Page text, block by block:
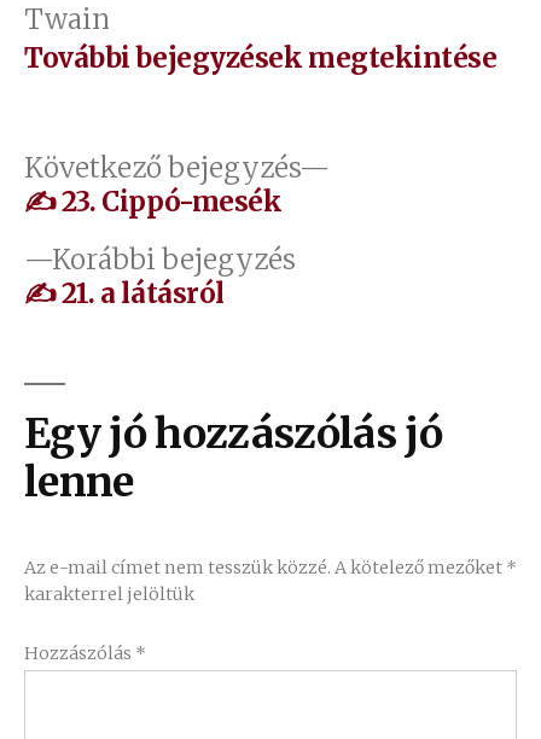
Twain
További bejegyzések megtekintése
Bejegyzés
navigáció
Korábbi bejegyzés
✍ 21. a látásról
Következő bejegyzés
✍ 23. Cippó-mesék
Egy jó hozzászólás jó
lenne
Az e-mail címet nem tesszük közzé. A kötelező mezőket *
karakterrel jelöltük
Hozzászólás *